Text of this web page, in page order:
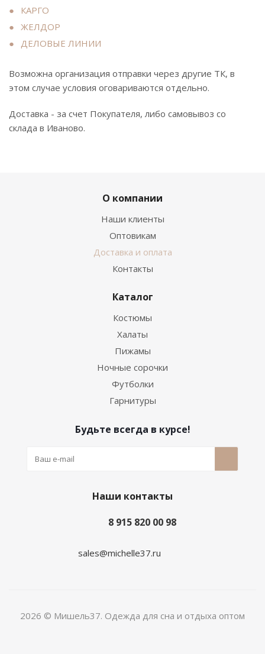
КАРГО
ЖЕЛДОР
ДЕЛОВЫЕ ЛИНИИ
Возможна организация отправки через другие ТК, в
этом случае условия оговариваются отдельно.
Доставка - за счет Покупателя, либо самовывоз со
склада в Иваново.
О компании
Наши клиенты
Оптовикам
Доставка и оплата
Контакты
Каталог
Костюмы
Халаты
Пижамы
Ночные сорочки
Футболки
Гарнитуры
Будьте всегда в курсе!
Наши контакты
8 915 820 00 98
sales@michelle37.ru
2026 © Мишель37. Одежда для сна и отдыха оптом